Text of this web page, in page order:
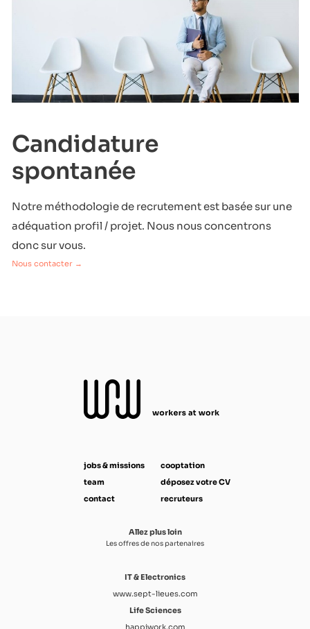
Candidature
spontanée
Notre méthodologie de recrutement est basée sur une
adéquation profil / projet. Nous nous concentrons
donc sur vous.
Nous contacter →
jobs & missions
team
contact
cooptation
déposez votre CV
recruteurs
Allez plus loin
Les offres de nos partenaires
IT & Electronics
www.sept-lieues.com
Life Sciences
happiwork.com